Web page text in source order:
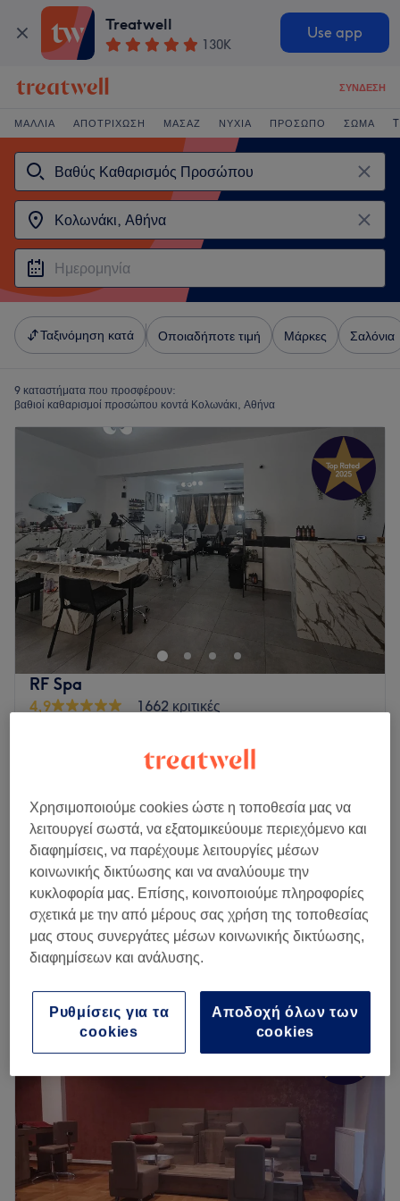
Treatwell
130K
Use app
ΣΎΝΔΕΣΗ
ΜΑΛΛΙΆ ΑΠΟΤΡΊΧΩΣΗ ΜΑΣΆΖ ΝΎΧΙΑ ΠΡΌΣΩΠΟ ΣΏΜΑ
Ταξινόμηση κατά Οποιαδήποτε τιμή Μάρκες Σαλόνια
9 καταστήματα που προσφέρουν:
βαθιοί καθαρισμοί προσώπου κοντά Κολωνάκι, Αθήνα
RF Spa
4,9
1662 κριτικές
Μανικιούρ Ημιμόνιμο - Βαθύς Καθαρισμός
2 ώρες 30 λεπτά
€ 69
Βαθύς Καθαρισμός Προσώπου
1 ώρα 45 λεπτά
από
save up to 20%
ΜΑΝ.ΗΜΙ.+ΒΑΘΥΣ ΚΑΘΑΡΙΣΜΟΣ ΠΡΟΣΩΠΟΥ
2 ώρες 30 λεπτά
€ 57
€ 69
Περισσότερα για το κατάστημα
Δευτέρα
Τρίτη
09:00–21:00
Τετάρτη
09:00–21:00
21:00
10:00
Κυριακή
Κλειστό
To RF SPA δημιουργήθηκε από έμπειρη ομάδα με υπηρεσίες
υψηλού επιπέδου και απαιτήσεων στην περιποίηση άκρων
Χρησιμοποιούμε cookies ώστε η τοποθεσία μας να
λειτουργεί σωστά, να εξατομικεύουμε περιεχόμενο και
διαφημίσεις, να παρέχουμε λειτουργίες μέσων
κοινωνικής δικτύωσης και να αναλύουμε την
κυκλοφορία μας. Επίσης, κοινοποιούμε πληροφορίες
σχετικά με την από μέρους σας χρήση της τοποθεσίας
μας στους συνεργάτες μέσων κοινωνικής δικτύωσης,
διαφημίσεων και ανάλυσης.
Αποδοχή όλων των
cookies
Ρυθμίσεις για τα
cookies